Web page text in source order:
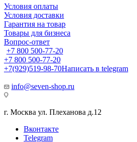
Условия оплаты
Условия доставки
Гарантия на товар
Товары для бизнеса
Вопрос-ответ
+7 800 500-77-20
+7 800 500-77-20
+7(929)519-98-70Написать в telegram
info@seven-shop.ru
г. Москва ул. Плеханова д.12
Вконтакте
Telegram